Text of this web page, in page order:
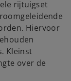
rijtuigset
Hiervoor
Kleinst
over de